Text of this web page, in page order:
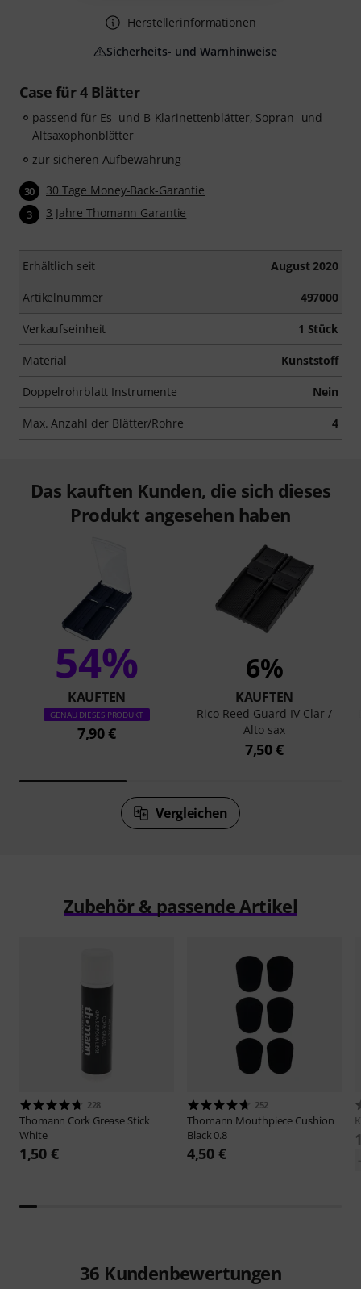
Case für 4 Blätter
passend für Es- und B-Klarinettenblätter, Sopran- und
Altsaxophonblätter
zur sicheren Aufbewahrung
30 30 Tage Money-Back-Garantie
3 3 Jahre Thomann Garantie
Erhältlich seit August 2020
Artikelnummer 497000
Verkaufseinheit 1 Stück
Material Kunststoff
Doppelrohrblatt Instrumente Nein
Max. Anzahl der Blätter/Rohre 4
Herstellerinformationen
Sicherheits- und Warnhinweise
Das kauften Kunden, die sich dieses
Produkt angesehen haben
54%
KAUFTEN
GENAU DIESES PRODUKT
7,90 €
6%
KAUFTEN
Rico Reed Guard IV Clar /
Alto sax
7,50 €
Vergleichen
Zubehör & passende Artikel
228
Thomann Cork Grease Stick
White
1,50 €
252
Thomann Mouthpiece Cushion
Black 0.8
4,50 €
36 Kundenbewertungen